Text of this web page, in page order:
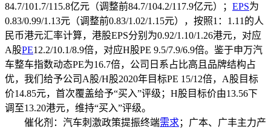
84.7/101.7/115.8亿元（调整前84.7/104.2/117.9亿元）； EPS为
0.83/0.99/1.13元（调整前0.83/1.02/1.15元），按照1：1.11的人
民币港元汇率计算，港股EPS分别为0.92/1.10/1.26港元，对应
A股PE12.2/10.1/8.9倍，对应H股PE 9.5/7.9/6.9倍。鉴于申万汽
车整车指数动态PE为16.7倍，公司日系占比高且品牌结构占
优，我们给予公司A股/H股2020年目标PE 15/12倍，A股目标
价14.85元，首次覆盖给予“买入”评级；H股目标价由13.56下
调至13.20港元，维持“买入”评级。
催化剂：汽车刺激政策提振终端需求 ；广本、广丰主力产